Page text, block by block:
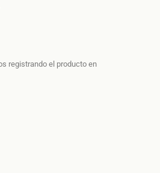
registrando el producto en